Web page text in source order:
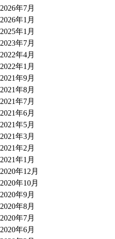
2026年7月
2026年1月
2025年1月
2023年7月
2022年4月
2022年1月
2021年9月
2021年8月
2021年7月
2021年6月
2021年5月
2021年3月
2021年2月
2021年1月
2020年12月
2020年10月
2020年9月
2020年8月
2020年7月
2020年6月